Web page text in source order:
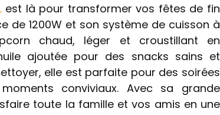
est là pour transformer vos fêtes de fin
de 1200W et son système de cuisson à
chaud, léger et croustillant en
ajoutée pour des snacks sains et
elle est parfaite pour des soirées
conviviaux. Avec sa grande
toute la famille et vos amis en une